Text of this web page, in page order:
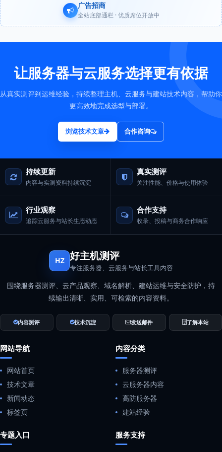
广告招商
全站底部通栏 · 优质席位开放中
让服务器与云服务选择更有依据
从真实测评到运维经验，持续整理主机、云服务与建站技术内容，帮助你
更高效地完成选型与部署。
浏览技术文章 合作咨询
持续更新
内容与实测资料持续沉淀
真实测评
关注性能、价格与使用体验
行业观察
追踪云服务与站长生态动态
合作支持
收录、投稿与商务合作响应
HZ 好主机测评
专注服务器、云服务与站长工具内容
围绕服务器测评、云产品观察、域名解析、建站运维与安全防护，持
续输出清晰、实用、可检索的内容资料。
内容测评 技术沉淀 发送邮件 了解本站
网站导航
网站首页
技术文章
新闻动态
标签页
内容分类
服务器测评
云服务器内容
高防服务器
建站经验
专题入口 服务支持